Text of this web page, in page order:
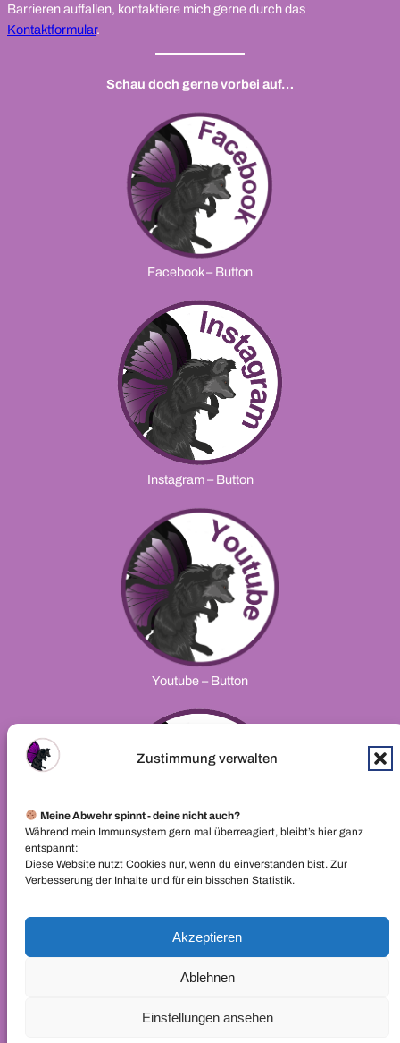
Zustimmung verwalten
Meine Abwehr spinnt - deine nicht auch?
Während mein Immunsystem gern mal überreagiert, bleibt’s hier ganz
entspannt:
Diese Website nutzt Cookies nur, wenn du einverstanden bist. Zur
Verbesserung der Inhalte und für ein bisschen Statistik.
Akzeptieren
Ablehnen
Einstellungen ansehen
Barrieren auffallen, kontaktiere mich gerne durch das
Kontaktformular.
Schau doch gerne vorbei auf…
Facebook – Button
Instagram – Button
Youtube – Button
Tik Tok- Button
Alle Inhalte sind urheberrechtlich geschützt. Keine Verwendung oder